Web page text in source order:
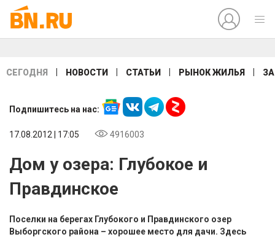
СЕГОДНЯ НОВОСТИ СТАТЬИ РЫНОК ЖИЛЬЯ
Подпишитесь на нас:
17.08.2012 | 17:05 4916003
Дом у озера: Глубокое и
Правдинское
Поселки на берегах Глубокого и Правдинского озер
Выборгского района – хорошее место для дачи. Здесь